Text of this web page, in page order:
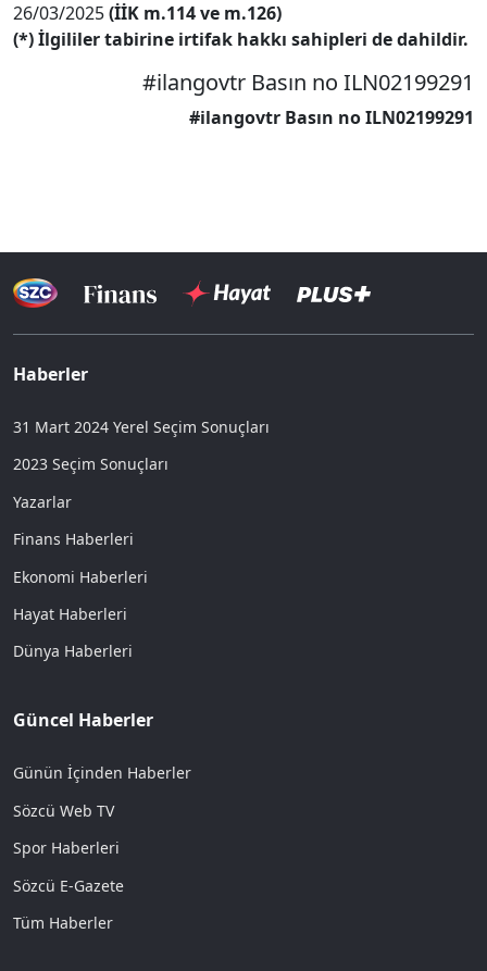
26/03/2025(İİK m.114 ve m.126)
(*) İlgililer tabirine irtifak hakkı sahipleri de dahildir.
#ilangovtr Basın no ILN02199291
#ilangovtr Basın no ILN02199291
Haberler
31 Mart 2024 Yerel Seçim Sonuçları
2023 Seçim Sonuçları
Yazarlar
Finans Haberleri
Ekonomi Haberleri
Hayat Haberleri
Dünya Haberleri
Güncel Haberler
Günün İçinden Haberler
Sözcü Web TV
Spor Haberleri
Sözcü E-Gazete
Tüm Haberler